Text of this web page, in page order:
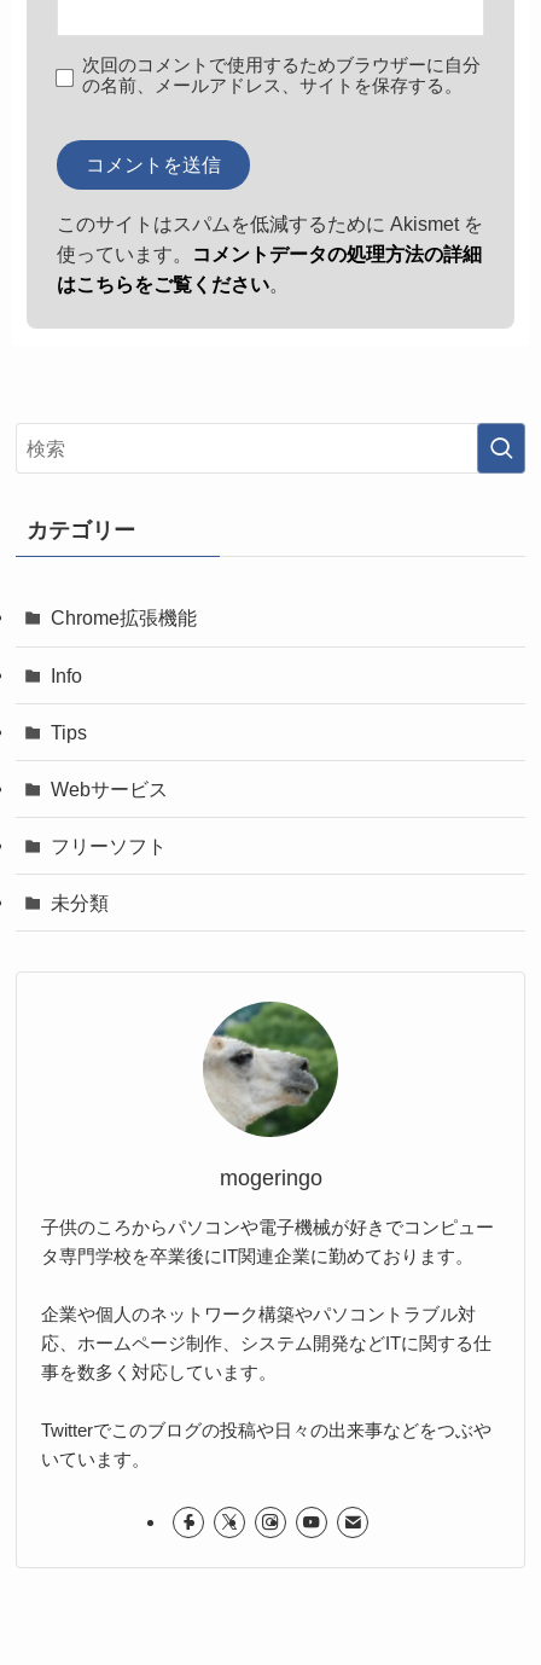
次回のコメントで使用するためブラウザーに自分
の名前、メールアドレス、サイトを保存する。
このサイトはスパムを低減するために Akismet を
使っています。
コメントデータの処理方法の詳細
はこちらをご覧ください。
カテゴリー
Chrome拡張機能
Info
Tips
Webサービス
フリーソフト
未分類
mogeringo
子供のころからパソコンや電子機械が好きでコンピュー
タ専門学校を卒業後にIT関連企業に勤めております。
企業や個人のネットワーク構築やパソコントラブル対
応、ホームページ制作、システム開発などITに関する仕
事を数多く対応しています。
Twitterでこのブログの投稿や日々の出来事などをつぶや
いています。